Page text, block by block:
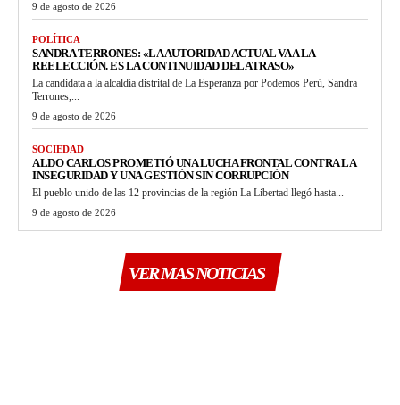
9 de agosto de 2026
POLÍTICA
SANDRA TERRONES: «LA AUTORIDAD ACTUAL VA A LA
REELECCIÓN. ES LA CONTINUIDAD DEL ATRASO»
La candidata a la alcaldía distrital de La Esperanza por Podemos Perú, Sandra
Terrones,...
9 de agosto de 2026
SOCIEDAD
ALDO CARLOS PROMETIÓ UNA LUCHA FRONTAL CONTRA LA
INSEGURIDAD Y UNA GESTIÓN SIN CORRUPCIÓN
El pueblo unido de las 12 provincias de la región La Libertad llegó hasta...
9 de agosto de 2026
VER MAS NOTICIAS